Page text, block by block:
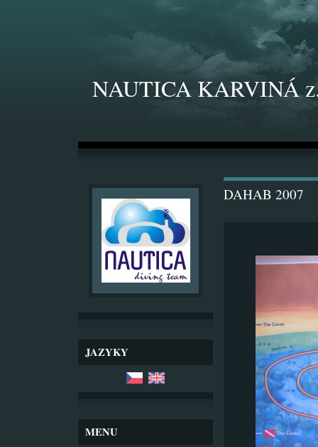
NAUTICA KARVINÁ
JAZYKY
MENU
DAHAB 2007